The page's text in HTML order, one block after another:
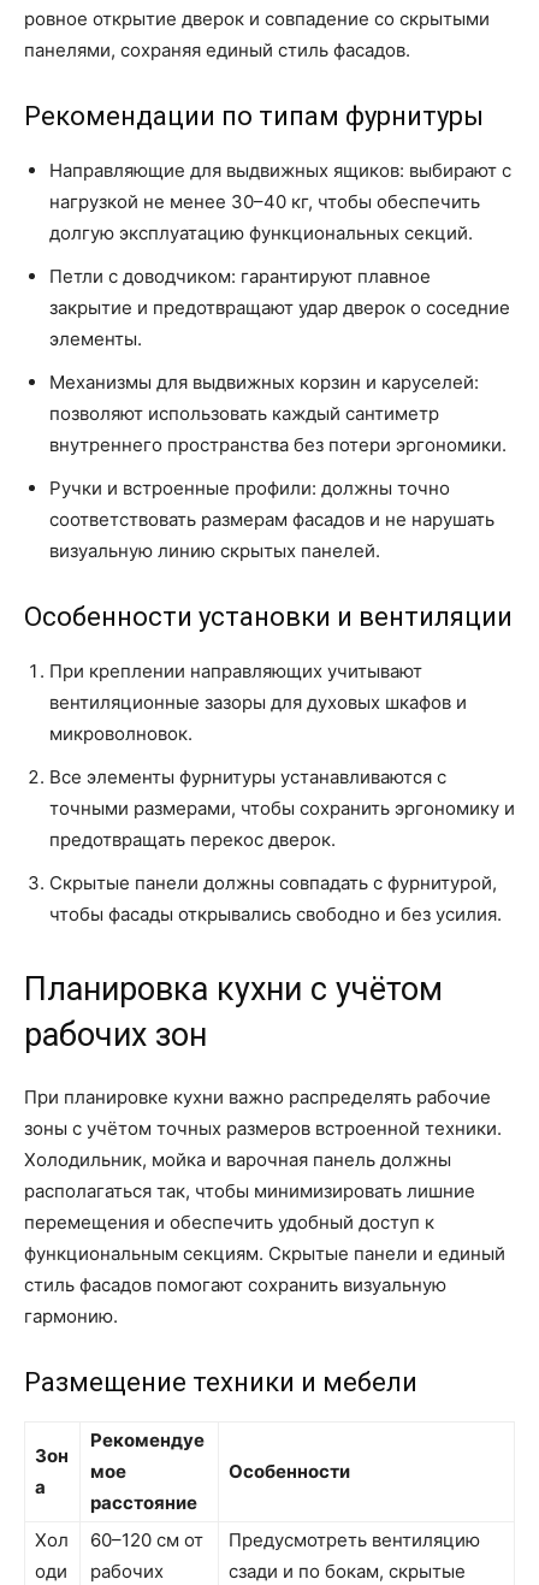
ровное открытие дверок и совпадение со скрытыми
панелями, сохраняя единый стиль фасадов.
Рекомендации по типам фурнитуры
Направляющие для выдвижных ящиков: выбирают с
нагрузкой не менее 30–40 кг, чтобы обеспечить
долгую эксплуатацию функциональных секций.
Петли с доводчиком: гарантируют плавное
закрытие и предотвращают удар дверок о соседние
элементы.
Механизмы для выдвижных корзин и каруселей:
позволяют использовать каждый сантиметр
внутреннего пространства без потери эргономики.
Ручки и встроенные профили: должны точно
соответствовать размерам фасадов и не нарушать
визуальную линию скрытых панелей.
Особенности установки и вентиляции
При креплении направляющих учитывают
вентиляционные зазоры для духовых шкафов и
микроволновок.
Все элементы фурнитуры устанавливаются с
точными размерами, чтобы сохранить эргономику и
предотвращать перекос дверок.
Скрытые панели должны совпадать с фурнитурой,
чтобы фасады открывались свободно и без усилия.
Планировка кухни с учётом
рабочих зон
При планировке кухни важно распределять рабочие
зоны с учётом точных размеров встроенной техники.
Холодильник, мойка и варочная панель должны
располагаться так, чтобы минимизировать лишние
перемещения и обеспечить удобный доступ к
функциональным секциям. Скрытые панели и единый
стиль фасадов помогают сохранить визуальную
гармонию.
Размещение техники и мебели
Зон
а
Рекомендуе
мое
расстояние
Особенности
Хол
оди
60–120 см от
рабочих
Предусмотреть вентиляцию
сзади и по бокам, скрытые